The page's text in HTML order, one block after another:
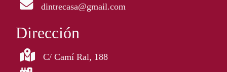
dintrecasa@gmail.com
Dirección
C/ Camí Ral, 188